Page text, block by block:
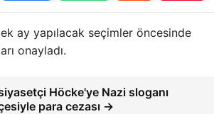
ay yapılacak seçimler öncesinde
onayladı.
Höcke'ye Nazi sloganı
para cezası →